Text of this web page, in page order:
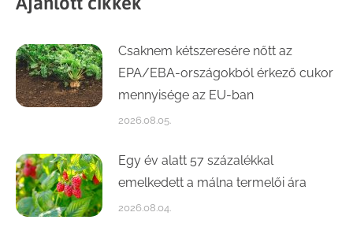
Csaknem kétszeresére nőtt az
EPA/EBA-országokból érkező cukor
mennyisége az EU-ban
2026.08.05.
Egy év alatt 57 százalékkal
emelkedett a málna termelői ára
2026.08.04.